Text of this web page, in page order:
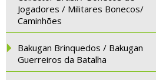
Jogadores / Militares Bonecos/
Caminhões
Bakugan Brinquedos / Bakugan
Guerreiros da Batalha